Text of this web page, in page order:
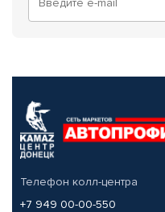
Телефон колл-центра
+7 949 00-00-550